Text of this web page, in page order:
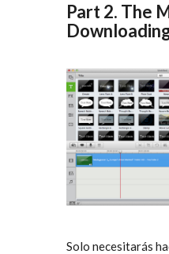
Part 2. The
Solo necesitarás